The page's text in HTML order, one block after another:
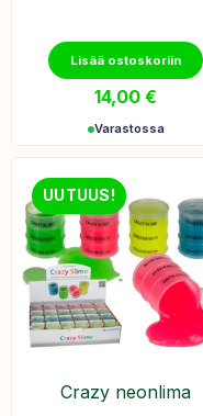
Lisää ostoskoriin
14,00 €
Varastossa
UUTUUS!
Crazy neonlima